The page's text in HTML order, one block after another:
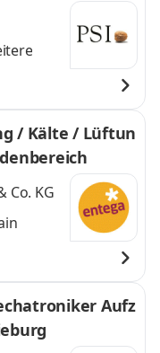
/ Kälte / Lüftun
Co. KG
Aufz